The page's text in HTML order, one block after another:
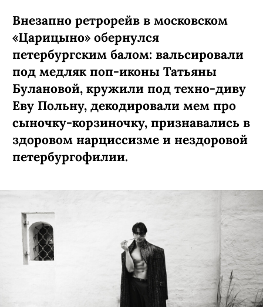
Внезапно ретрорейв в московском
«Царицыно» обернулся
петербургским балом: вальсировали
под медляк поп-иконы Татьяны
Булановой, кружили под техно-диву
Еву Польну, декодировали мем про
сыночку-­корзиночку, признавались в
здоровом нарциссизме и нездоровой
петербургофилии.